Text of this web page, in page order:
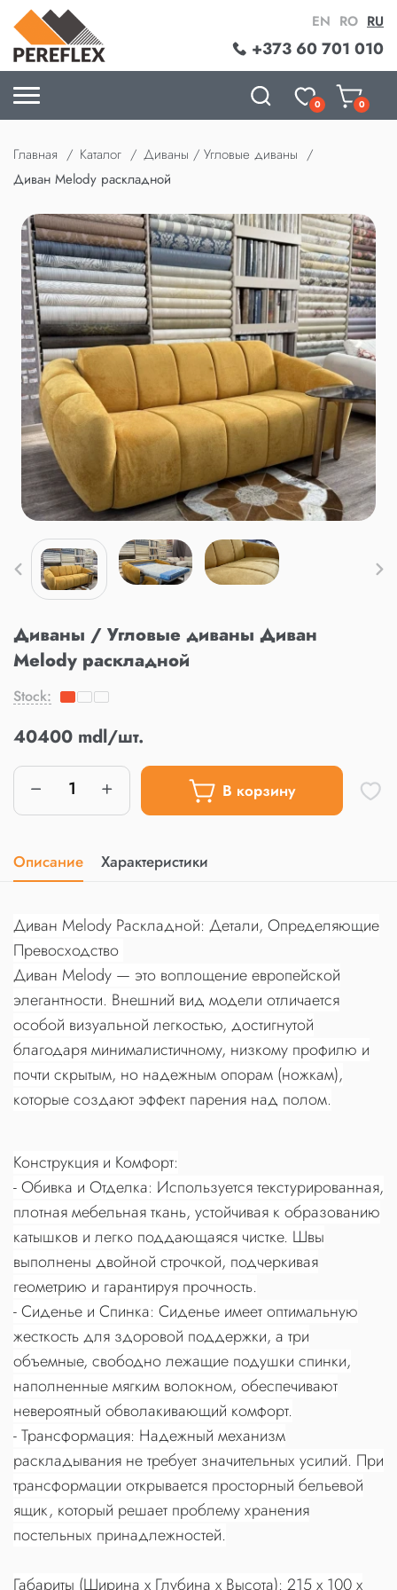
+373 60 701 010
EN RO RU
0 0
Главная Каталог
Диваны / Угловые диваны
Диван Melody раскладной
Диваны / Угловые диваны Диван
Melody раскладной
Stock:
40400 mdl/шт.
В корзину
Описание Характеристики
Диван Melody Раскладной: Детали, Определяющие
Превосходство
Диван Melody — это воплощение европейской
элегантности. Внешний вид модели отличается
особой визуальной легкостью, достигнутой
благодаря минималистичному, низкому профилю и
почти скрытым, но надежным опорам (ножкам),
которые создают эффект парения над полом.
Конструкция и Комфорт:
- Обивка и Отделка: Используется текстурированная,
плотная мебельная ткань, устойчивая к образованию
катышков и легко поддающаяся чистке. Швы
выполнены двойной строчкой, подчеркивая
геометрию и гарантируя прочность.
- Сиденье и Спинка: Сиденье имеет оптимальную
жесткость для здоровой поддержки, а три
объемные, свободно лежащие подушки спинки,
наполненные мягким волокном, обеспечивают
невероятный обволакивающий комфорт.
- Трансформация: Надежный механизм
раскладывания не требует значительных усилий. При
трансформации открывается просторный бельевой
ящик, который решает проблему хранения
постельных принадлежностей.
Габариты (Ширина x Глубина x Высота): 215 x 100 x